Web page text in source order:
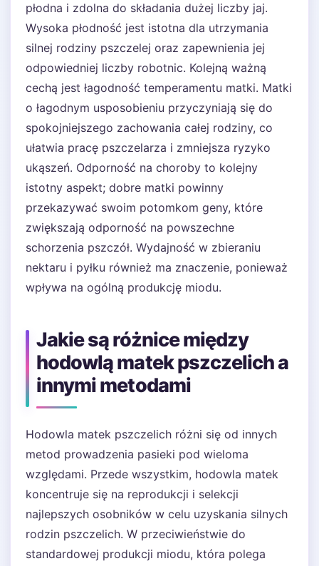
płodna i zdolna do składania dużej liczby jaj.
Wysoka płodność jest istotna dla utrzymania
silnej rodziny pszczelej oraz zapewnienia jej
odpowiedniej liczby robotnic. Kolejną ważną
cechą jest łagodność temperamentu matki. Matki
o łagodnym usposobieniu przyczyniają się do
spokojniejszego zachowania całej rodziny, co
ułatwia pracę pszczelarza i zmniejsza ryzyko
ukąszeń. Odporność na choroby to kolejny
istotny aspekt; dobre matki powinny
przekazywać swoim potomkom geny, które
zwiększają odporność na powszechne
schorzenia pszczół. Wydajność w zbieraniu
nektaru i pyłku również ma znaczenie, ponieważ
wpływa na ogólną produkcję miodu.
Jakie są różnice między
hodowlą matek pszczelich a
innymi metodami
Hodowla matek pszczelich różni się od innych
metod prowadzenia pasieki pod wieloma
względami. Przede wszystkim, hodowla matek
koncentruje się na reprodukcji i selekcji
najlepszych osobników w celu uzyskania silnych
rodzin pszczelich. W przeciwieństwie do
standardowej produkcji miodu, która polega